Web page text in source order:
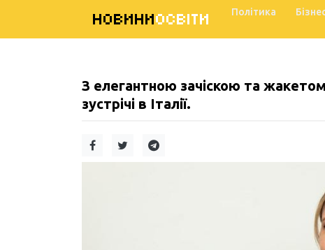
НОВИНИОСВІТИ Політика
З елегантною зачіскою та
зустрічі в Італії.